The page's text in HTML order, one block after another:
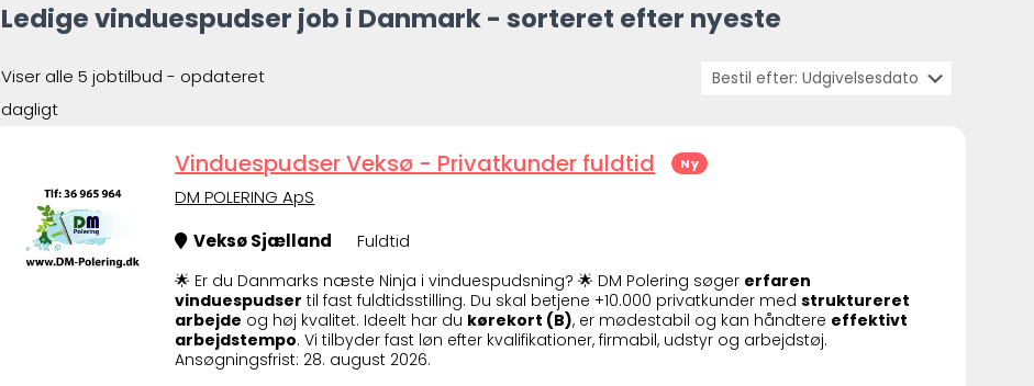
Ledige vinduespudser job i Danmark - sorteret efter nyeste
Viser alle 5 jobtilbud - opdateret
dagligt
Vinduespudser Veksø - Privatkunder fuldtid Ny
DM POLERING ApS
Veksø Sjælland
Fuldtid
🌟 Er du Danmarks næste Ninja i vinduespudsning? 🌟 DM Polering søger erfaren
vinduespudser til fast fuldtidsstilling. Du skal betjene +10.000 privatkunder medstruktureret
arbejde og høj kvalitet. Ideelt har du kørekort (B), er mødestabil og kan håndtere effektivt
arbejdstempo. Vi tilbyder fast løn efter kvalifikationer, firmabil, udstyr og arbejdstøj.
Ansøgningsfrist: 28. august 2026.